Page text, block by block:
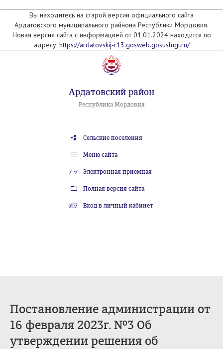
Вы находитесь на старой версии официального сайта
Ардатовского муниципального райнона Республики Мордовия.
Новая версия сайта с информацией от 01.01.2024 находится по
адресу: https://ardatovskij-r13.gosweb.gosuslugi.ru/
Ардатовский район
Республика Мордовия
Сельские поселения
Меню сайта
Электронная приемная
Полная версия сайта
Вход в личный кабинет
Постановление администрации от
16 февраля 2023г. №3 Об
утверждении решения об